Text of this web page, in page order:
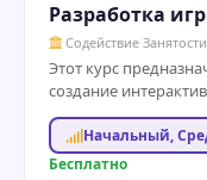
Разработка
Содействие Занятости
Этот курс
создание
языка
Начальный,
Бесплатно